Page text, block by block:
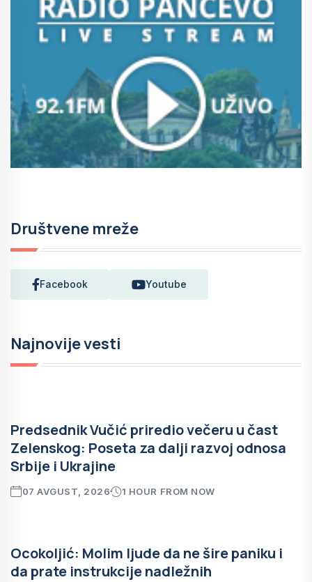
Društvene mreže
Facebook Youtube
Najnovije vesti
Predsednik Vučić priredio večeru u čast
Zelenskog: Poseta za dalji razvoj odnosa
Srbije i Ukrajine
07 AVGUST, 2026 1 HOUR FROM NOW
Ocokoljić: Molim ljude da ne šire paniku i
da prate instrukcije nadležnih